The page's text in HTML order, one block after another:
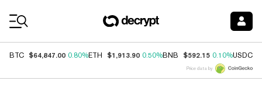
BTC $64,847.00 0.80%ETH $1,913.90 0.50%BNB $592.15 0.10%USDC
Price data by